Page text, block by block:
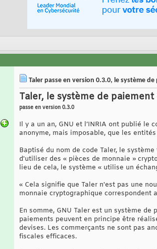
Taler passe en version 0.3.0, le système
Taler, le système de
passe en version 0.3.0
Il y a un an, GNU et l’INRIA ont publié le
anonyme, mais imposable, que les
Baptisé du nom de code Taler, le
d'utiliser des « pièces de monnaie »
lieu de cela, le système « utilise un
« Cela signifie que Taler n'est pas une
monnaie cryptographique correspondent
En somme, GNU Taler est un système
paiements peuvent en principe être
devises. Les commerçants ne sont pas
fiscales efficaces.